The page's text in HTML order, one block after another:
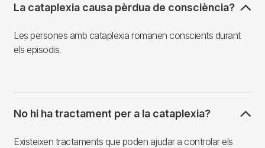
La cataplexia causa pèrdua de consciència?
Les persones amb cataplexia romanen conscients durant
els episodis.
No hi ha tractament per a la cataplexia?
Existeixen tractaments que poden ajudar a controlar els